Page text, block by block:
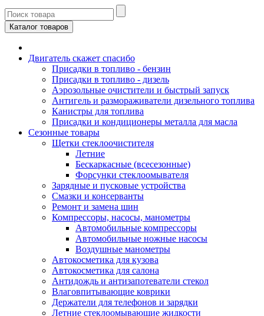
Каталог товаров
Двигатель скажет спасибо
Присадки в топливо - бензин
Присадки в топливо - дизель
Аэрозольные очистители и быстрый запуск
Антигель и размораживатели дизельного топлива
Канистры для топлива
Присадки и кондиционеры металла для масла
Сезонные товары
Щетки стеклоочистителя
Летние
Бескаркасные (всесезонные)
Форсунки стеклоомывателя
Зарядные и пусковые устройства
Смазки и консерванты
Ремонт и замена шин
Компрессоры, насосы, манометры
Автомобильные компрессоры
Автомобильные ножные насосы
Воздушные манометры
Автокосметика для кузова
Автокосметика для салона
Антидождь и антизапотеватели стекол
Влаговпитывающие коврики
Держатели для телефонов и зарядки
Летние стеклоомывающие жидкости